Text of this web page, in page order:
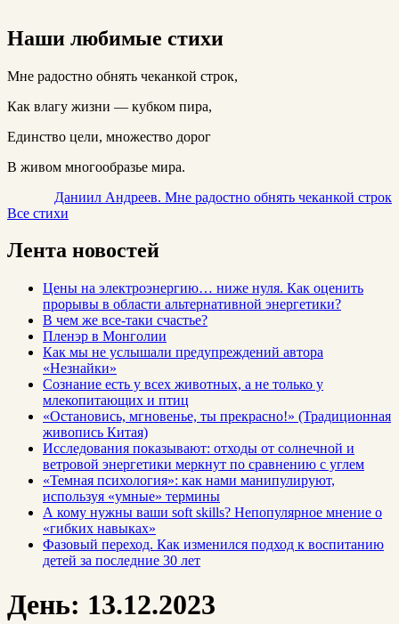
Наши любимые стихи
Мне радостно обнять чеканкой строк,
Как влагу жизни — кубком пира,
Единство цели, множество дорог
В живом многообразье мира.
Даниил Андреев. Мне радостно обнять чеканкой строк
Все стихи
Лента новостей
Цены на электроэнергию… ниже нуля. Как оценить
прорывы в области альтернативной энергетики?
В чем же все-таки счастье?
Пленэр в Монголии
Как мы не услышали предупреждений автора
«Незнайки»
Сознание есть у всех животных, а не только у
млекопитающих и птиц
«Остановись, мгновенье, ты прекрасно!» (Традиционная
живопись Китая)
Исследования показывают: отходы от солнечной и
ветровой энергетики меркнут по сравнению с углем
«Темная психология»: как нами манипулируют,
используя «умные» термины
А кому нужны ваши soft skills? Непопулярное мнение о
«гибких навыках»
Фазовый переход. Как изменился подход к воспитанию
детей за последние 30 лет
День: 13.12.2023